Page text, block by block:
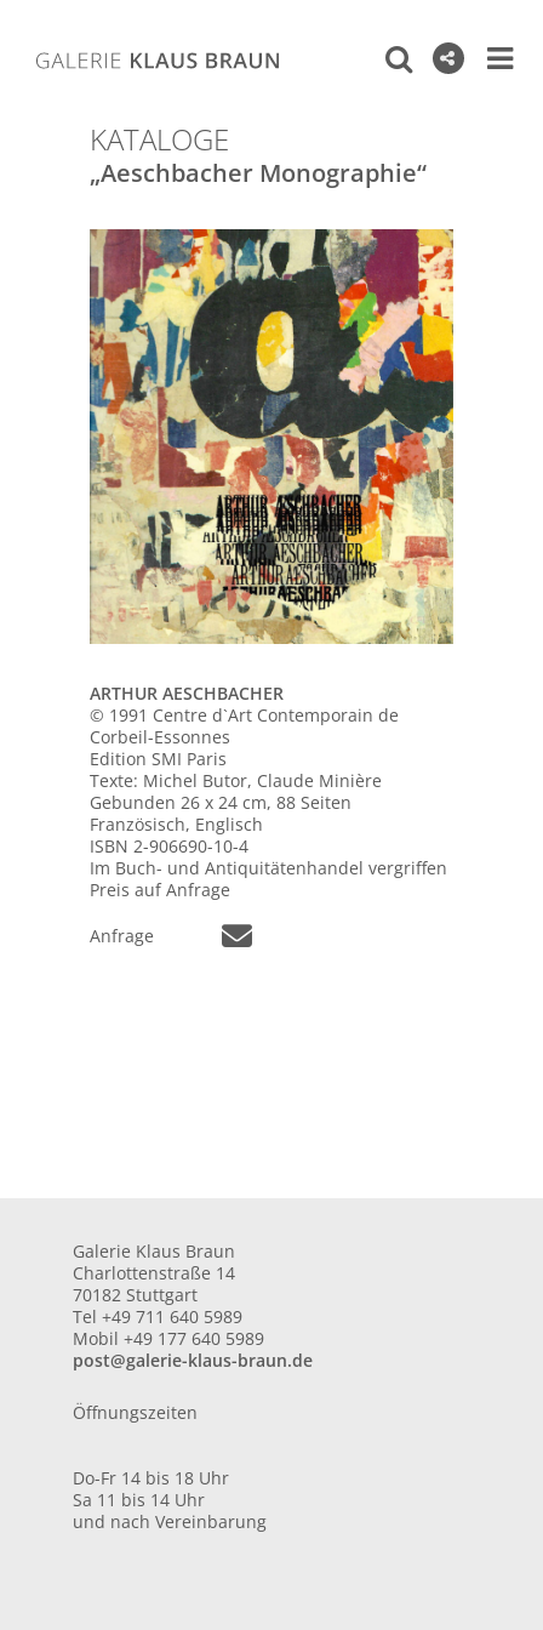
KATALOGE
„Aeschbacher Monographie“
ARTHUR AESCHBACHER
© 1991 Centre d`Art Contemporain de
Corbeil-Essonnes
Edition SMI Paris
Texte: Michel Butor, Claude Minière
Gebunden 26 x 24 cm, 88 Seiten
Französisch, Englisch
ISBN 2-906690-10-4
Im Buch- und Antiquitätenhandel vergriffen
Preis auf Anfrage
Anfrage
Galerie Klaus Braun
Charlottenstraße 14
70182 Stuttgart
Tel +49 711 640 5989
Mobil +49 177 640 5989
post@galerie-klaus-braun.de
Öffnungszeiten
Do-Fr 14 bis 18 Uhr
Sa 11 bis 14 Uhr
und nach Vereinbarung